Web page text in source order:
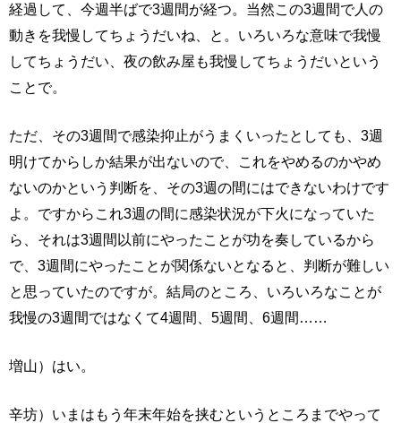
経過して、今週半ばで3週間が経つ。当然この3週間で人の
動きを我慢してちょうだいね、と。いろいろな意味で我慢
してちょうだい、夜の飲み屋も我慢してちょうだいという
ことで。
ただ、その3週間で感染抑止がうまくいったとしても、3週
明けてからしか結果が出ないので、これをやめるのかやめ
ないのかという判断を、その3週の間にはできないわけです
よ。ですからこれ3週の間に感染状況が下火になっていた
ら、それは3週間以前にやったことが功を奏しているから
で、3週間にやったことが関係ないとなると、判断が難しい
と思っていたのですが。結局のところ、いろいろなことが
我慢の3週間ではなくて4週間、5週間、6週間……
増山）はい。
辛坊）いまはもう年末年始を挟むというところまでやって